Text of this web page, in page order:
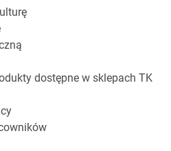
dostępne w sklepach TK